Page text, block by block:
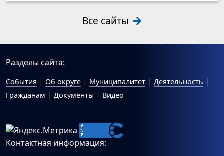
Все сайты
Разделы сайта:
События Об округе Муниципалитет
Деятельность
Гражданам
Документы Видео
Контактная информация: